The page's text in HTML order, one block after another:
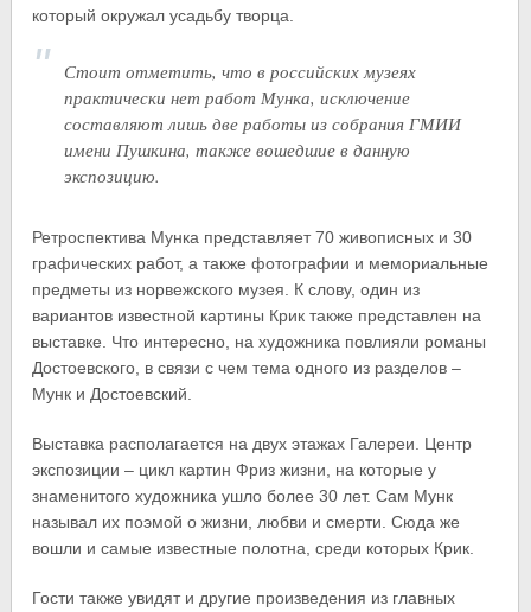
который окружал усадьбу творца.
Стоит отметить, что в российских музеях
практически нет работ Мунка, исключение
составляют лишь две работы из собрания ГМИИ
имени Пушкина, также вошедшие в данную
экспозицию.
Ретроспектива Мунка представляет 70 живописных и 30
графических работ, а также фотографии и мемориальные
предметы из норвежского музея. К слову, один из
вариантов известной картины Крик также представлен на
выставке. Что интересно, на художника повлияли романы
Достоевского, в связи с чем тема одного из разделов –
Мунк и Достоевский.
Выставка располагается на двух этажах Галереи. Центр
экспозиции – цикл картин Фриз жизни, на которые у
знаменитого художника ушло более 30 лет. Сам Мунк
называл их поэмой о жизни, любви и смерти. Сюда же
вошли и самые известные полотна, среди которых Крик.
Гости также увидят и другие произведения из главных